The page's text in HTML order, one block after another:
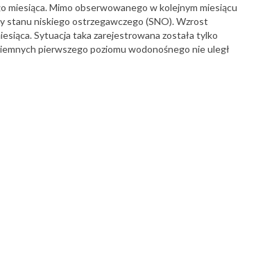
miesiąca. Mimo obserwowanego w kolejnym miesiącu
stanu niskiego ostrzegawczego (SNO). Wzrost
Sytuacja taka zarejestrowana została tylko
pierwszego poziomu wodonośnego nie uległ